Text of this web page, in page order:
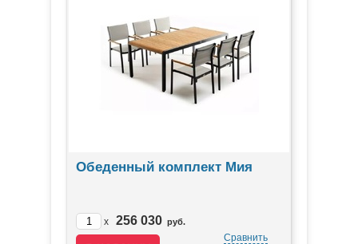
Обеденный комплект Мия
x 256 030 руб.
Сравнить